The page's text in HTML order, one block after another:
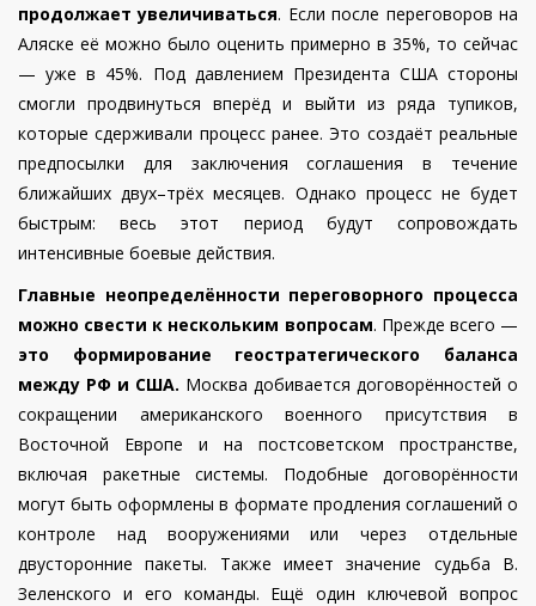
продолжает увеличиваться. Если после переговоров на
Аляске её можно было оценить примерно в 35%, то сейчас
— уже в 45%. Под давлением Президента США стороны
смогли продвинуться вперёд и выйти из ряда тупиков,
которые сдерживали процесс ранее. Это создаёт реальные
предпосылки для заключения соглашения в течение
ближайших двух–трёх месяцев. Однако процесс не будет
быстрым: весь этот период будут сопровождать
интенсивные боевые действия.
Главные неопределённости переговорного процесса
можно свести к нескольким вопросам. Прежде всего —
это формирование геостратегического баланса
между РФ и США. Москва добивается договорённостей о
сокращении американского военного присутствия в
Восточной Европе и на постсоветском пространстве,
включая ракетные системы. Подобные договорённости
могут быть оформлены в формате продления соглашений о
контроле над вооружениями или через отдельные
двусторонние пакеты. Также имеет значение судьба В.
Зеленского и его команды. Ещё один ключевой вопрос